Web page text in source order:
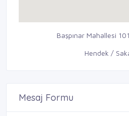
Başpınar Mahallesi
Hendek /
Mesaj Formu